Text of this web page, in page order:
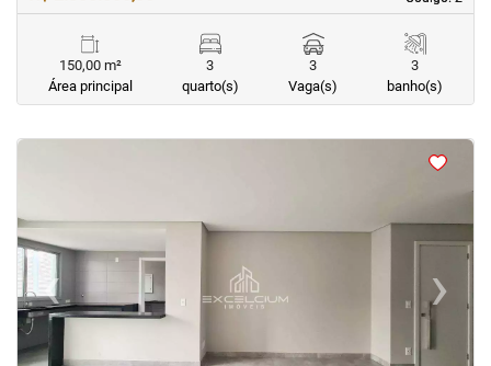
150,00 m²
Área principal
3
quarto(s)
3
Vaga(s)
3
banho(s)
‹Previous ›Next